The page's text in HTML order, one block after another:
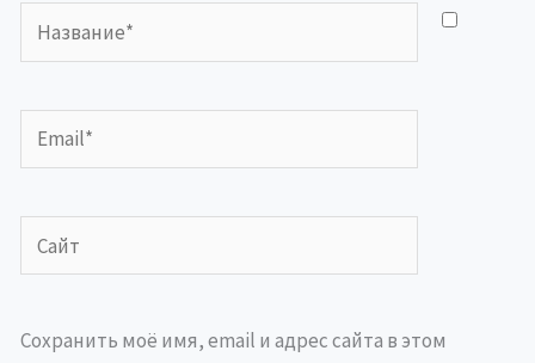
Название*
Email*
Сайт
Сохранить моё имя, email и адрес сайта в этом